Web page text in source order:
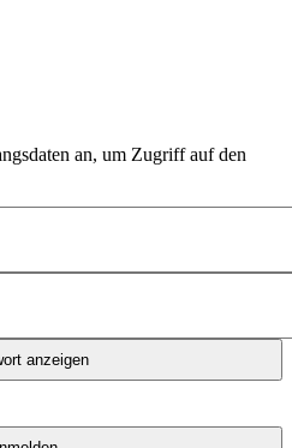
an, um Zugriff auf den
anzeigen